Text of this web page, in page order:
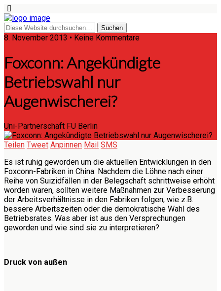
8. November 2013 • Keine Kommentare
Foxconn: Angekündigte
Betriebswahl nur
Augenwischerei?
Uni-Partnerschaft FU Berlin
Teilen Tweet Anpinnen Mail SMS
Es ist ruhig geworden um die aktuellen Entwicklungen in den
Foxconn-Fabriken in China. Nachdem die Löhne nach einer
Reihe von Suizidfällen in der Belegschaft schrittweise erhöht
worden waren, sollten weitere Maßnahmen zur Verbesserung
der Arbeitsverhältnisse in den Fabriken folgen, wie z.B.
bessere Arbeitszeiten oder die demokratische Wahl des
Betriebsrates. Was aber ist aus den Versprechungen
geworden und wie sind sie zu interpretieren?
Druck von außen